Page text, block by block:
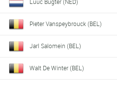
Pieter Vanspeybrouck (BEL)
Jarl Salomein (BEL)
Walt De Winter (BEL)